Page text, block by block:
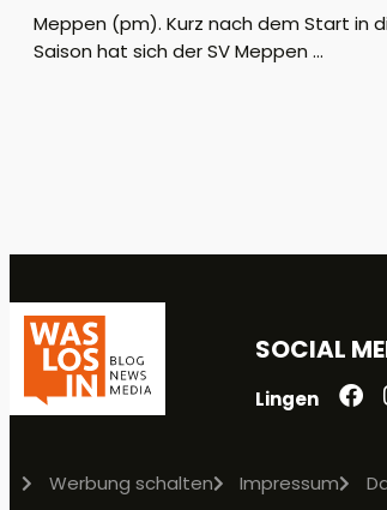
Meppen (pm). Kurz nach dem Start in
Saison hat sich der SV Meppen ...
SOCIAL
Lingen
Werbung schalten Impressum